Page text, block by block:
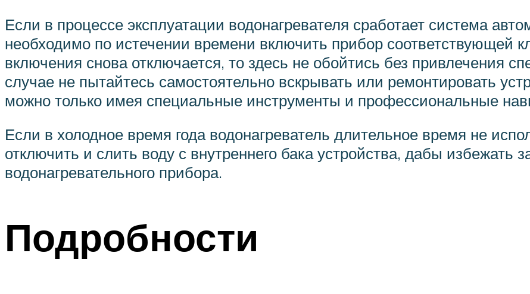
Если в процессе эксплуатации водонагревателя сработает система
необходимо по истечении времени включить прибор соответствующей
включения снова отключается, то здесь не обойтись без привлечения
случае не пытайтесь самостоятельно вскрывать или ремонтировать
можно только имея специальные инструменты и профессиональные
Если в холодное время года водонагреватель длительное время не
отключить и слить воду с внутреннего бака устройства, дабы избежать
водонагревательного прибора.
Подробности